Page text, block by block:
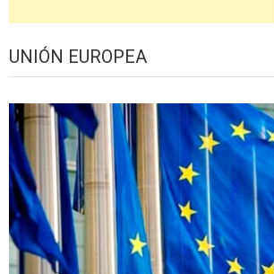
UNIÓN EUROPEA